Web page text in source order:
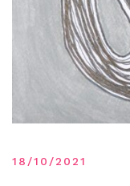
18/10/2021